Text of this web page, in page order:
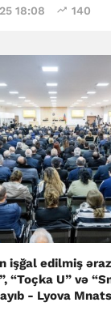
18:08 140
işğal edilmiş
“Toçka U” və
- Lyova